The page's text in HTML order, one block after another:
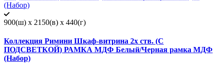
900(ш) x 2150(в) x 440(г)
Коллекция Римини Шкаф-витрина 2х ств. (С
ПОДСВЕТКОЙ) РАМКА МДФ Белый/Черная рамка МДФ
(Набор)